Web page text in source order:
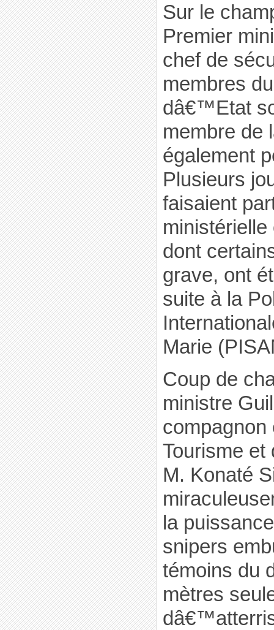
Sur le
Premier
chef de
membres
dâ€™Etat
membre de
également
Plusieurs
faisaient
dont
grave, ont
suite à la
Marie
Coup de
ministre
compagnon
Tourisme
M. Konaté
la
snipers
témoins du
mètres